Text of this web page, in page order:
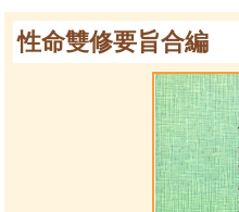
性命雙修要旨合編